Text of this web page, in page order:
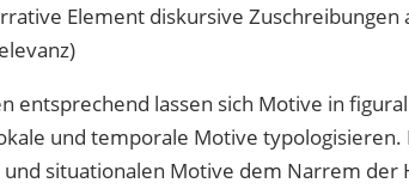
Element diskursive Zuschreibungen
entsprechend lassen sich Motive in
und temporale Motive typologisieren.
situationalen Motive dem Narrem der